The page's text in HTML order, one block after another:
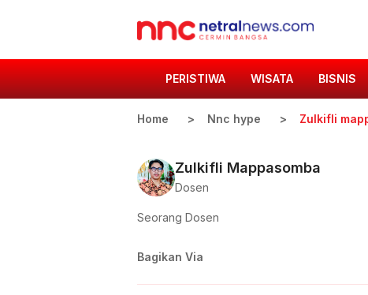
PERISTIWA WISATA BISNIS
Home Nnc hype Zulkifli
Zulkifli Mappasomba
Dosen
Seorang Dosen
Bagikan Via